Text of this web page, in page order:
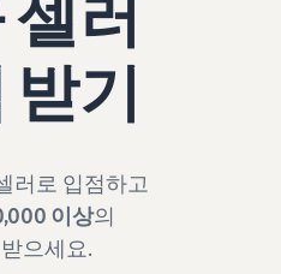
셀러
받기
러로 입점하고
이상의
으세요.